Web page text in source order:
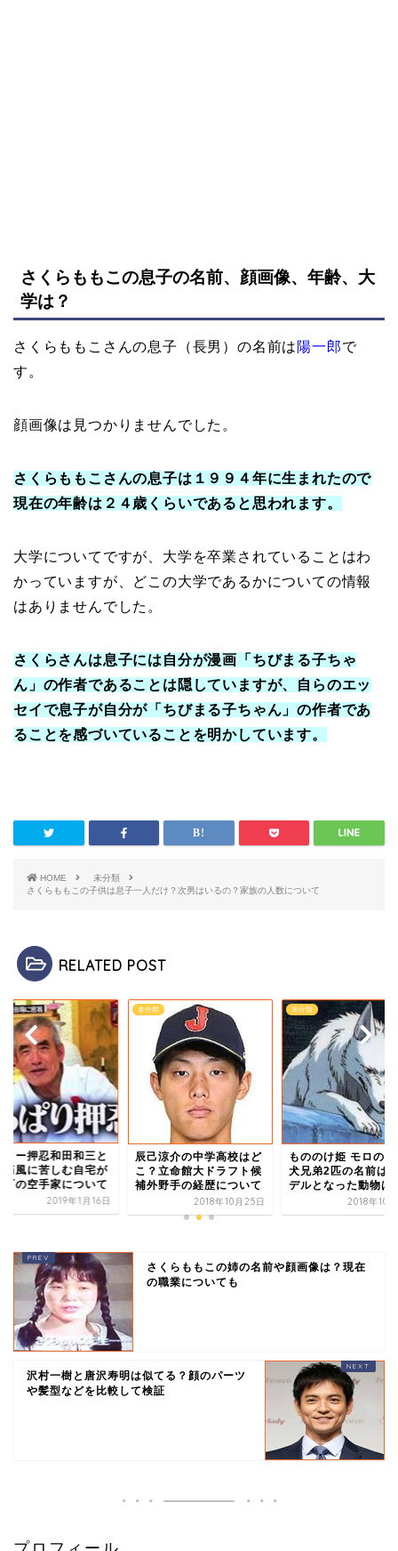
さくらももこの息子の名前、顔画像、年齢、大
学は？
さくらももこさんの息子（長男）の名前は 陽一郎で
す。
顔画像は見つかりませんでした。
さくらももこさんの息子は１９９４年に生まれたので
現在の年齢は２４歳くらいであると思われます。
大学についてですが、大学を卒業されていることはわ
かっていますが、どこの大学であるかについての情報
はありませんでした。
さくらさんは息子には自分が漫画「ちびまる子ちゃ
ん」の作者であることは隠していますが、自らのエッ
セイで息子が自分が「ちびまる子ちゃん」の作者であ
ることを感づいていることを明かしています。
HOME
未分類
さくらももこの子供は息子一人だけ？次男はいるの？家族の人数について
RELATED POST
ター押忍和田和三と
痛風に苦しむ自宅が
町の空手家について
2019年1月16日
未分類
辰己涼介の中学高校はど
こ？立命館大ドラフト候
補外野手の経歴について
2018年10月25日
未分類
もののけ姫 モロの
犬兄弟2匹の名前は
デルとなった動物は
2018年10
さくらももこの姉の名前や顔画像は？現在
の職業についても
沢村一樹と唐沢寿明は似てる？顔のパーツ
や髪型などを比較して検証